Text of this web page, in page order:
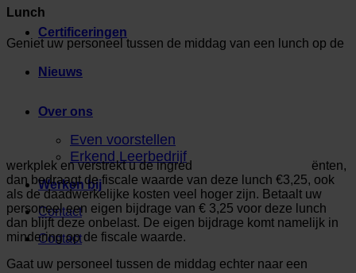
Certificeringen
Nieuws
Over ons
Even voorstellen
Erkend Leerbedrijf
Werken bij
Contact
Contact
Lunch
Geniet uw personeel tussen de middag van een lunch op de
werkplek en verstrekt u de ingred
ënten,
dan bedraagt de fiscale waarde van deze lunch €3,25, ook
als de daadwerkelijke kosten veel hoger zijn. Betaalt uw
personeel een eigen bijdrage van € 3,25 voor deze lunch
dan blijft deze onbelast. De eigen bijdrage komt namelijk in
mindering op de fiscale waarde.
Gaat uw personeel tussen de middag echter naar een